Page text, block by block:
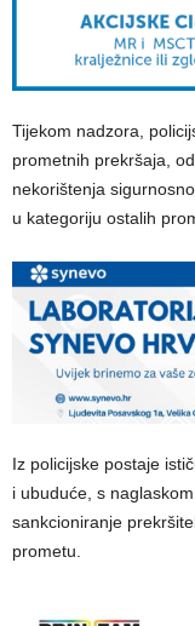
Tijekom nadzora,
prometnih prekršaja,
nekorištenja
u kategoriju ostalih
Iz policijske postaje
i ubuduće, s
sankcioniranje
prometu.